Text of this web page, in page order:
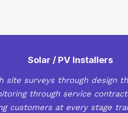
Solar / PV Installers
site surveys through design
through service
customers at every stage